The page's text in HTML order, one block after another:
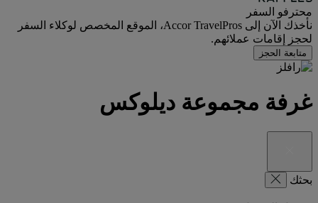
محترفو السفر
نأخذك الآن إلى Accor TravelPros، الموقع المخصص لوكلاء السفر
لحجز إقامات عملائهم.
متابعة الحجز
غرفة مجموعة ديلوكس
بحثك